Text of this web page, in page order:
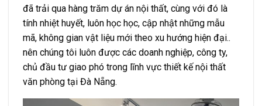
đã trải qua hàng trăm dự án nội thất, cùng với đó là
tính nhiệt huyết, luôn học học, cập nhật những mẫu
mã, không gian vật liệu mới theo xu hướng hiện đại..
nên chúng tôi luôn được các doanh nghiệp, công ty,
chủ đầu tư giao phó trong lĩnh vực thiết kế nội thất
văn phòng tại Đà Nẵng.